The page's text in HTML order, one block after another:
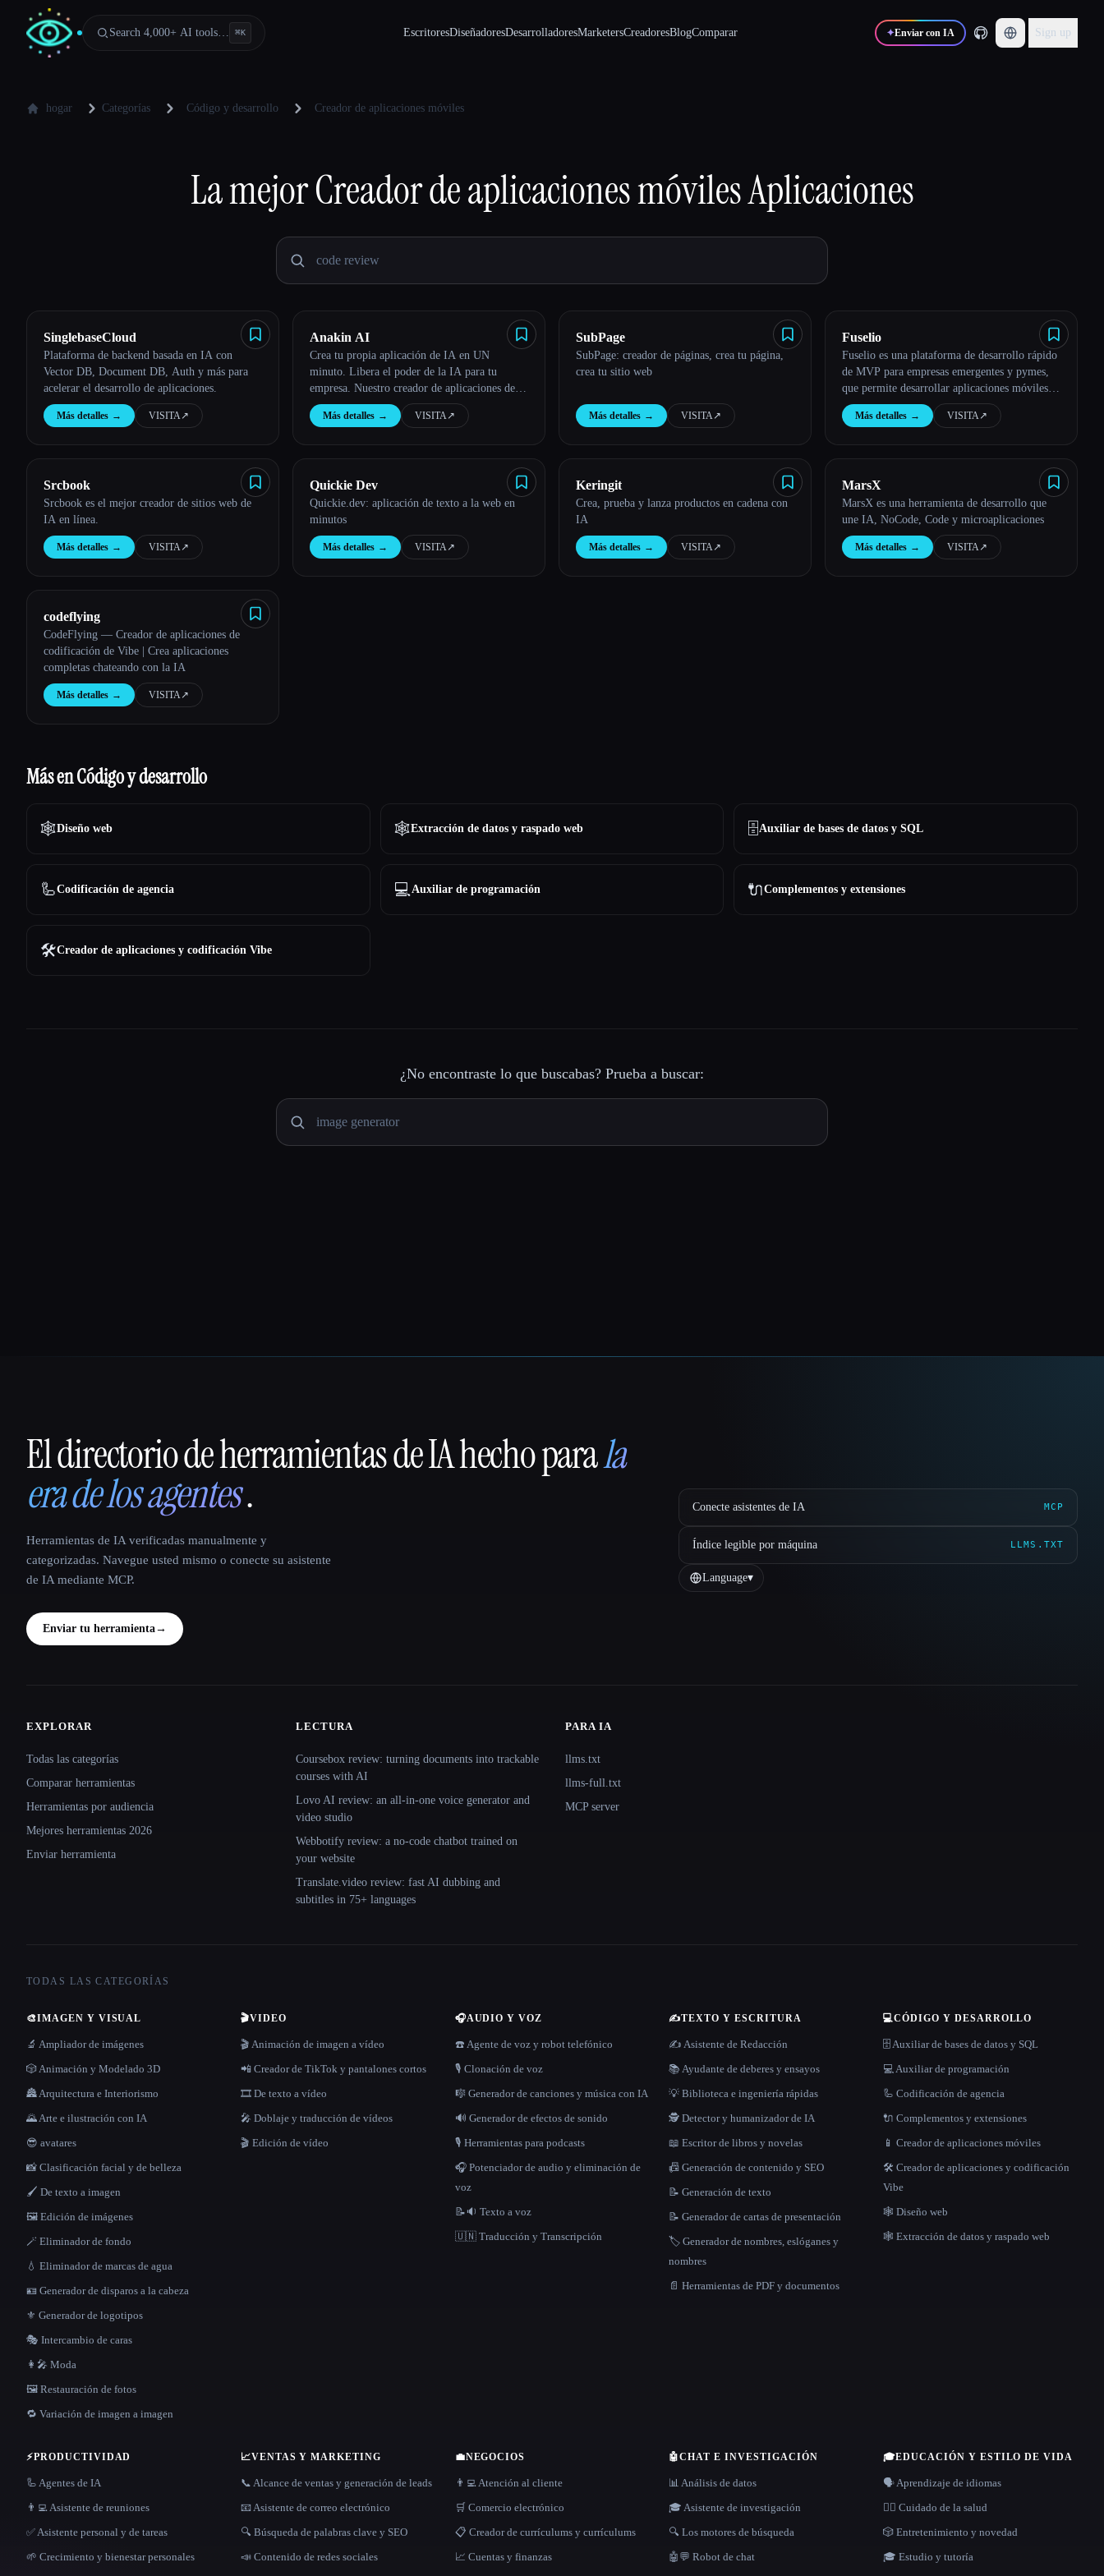
Search 4,000+ AI tools… ⌘K EscritoresDiseñadoresDesarrolladoresMarketersCreadoresBlogComparar ✦Enviar con IA Sign up
hogar Categorías Código y desarrollo Creador de aplicaciones móviles
La mejorCreador de aplicaciones móvilesAplicaciones
SinglebaseCloud
Plataforma de backend basada en IA con
Vector DB, Document DB, Auth y más para
acelerar el desarrollo de aplicaciones.
Más detalles → VISITA↗︎
Anakin AI
Crea tu propia aplicación de IA en UN
minuto. Libera el poder de la IA para tu
empresa. Nuestro creador de aplicaciones de
IA sin código te permite crear aplicaciones de
IA únicas e independientes
Más detalles → VISITA↗︎
SubPage
SubPage: creador de páginas, crea tu página,
crea tu sitio web
Más detalles → VISITA↗︎
Fuselio
Fuselio es una plataforma de desarrollo rápido
de MVP para empresas emergentes y pymes,
que permite desarrollar aplicaciones móviles y
web personalizadas en solo 6 semanas.
Más detalles → VISITA↗︎
Srcbook
Srcbook es el mejor creador de sitios web de
IA en línea.
Más detalles → VISITA↗︎
Quickie Dev
Quickie.dev: aplicación de texto a la web en
minutos
Más detalles → VISITA↗︎
Keringit
Crea, prueba y lanza productos en cadena con
IA
Más detalles → VISITA↗︎
MarsX
MarsX es una herramienta de desarrollo que
une IA, NoCode, Code y microaplicaciones
Más detalles → VISITA↗︎
codeflying
CodeFlying — Creador de aplicaciones de
codificación de Vibe | Crea aplicaciones
completas chateando con la IA
Más detalles → VISITA↗︎
Más en Código y desarrollo
🕸Diseño web 🕸️Extracción de datos y raspado web 🗄️Auxiliar de bases de datos y SQL
🦾Codificación de agencia 💻Auxiliar de programación 🔌Complementos y extensiones
🛠️Creador de aplicaciones y codificación Vibe
¿No encontraste lo que buscabas? Prueba a buscar:
That AI Collection
El directorio de herramientas de IA hecho parala
era de los agentes.
Herramientas de IA verificadas manualmente y
categorizadas. Navegue usted mismo o conecte su asistente
de IA mediante MCP.
Enviar tu herramienta→
Conecte asistentes de IA MCP
Índice legible por máquina LLMS.TXT
Language▾
Site navigation
EXPLORAR
Todas las categorías
Comparar herramientas
Herramientas por audiencia
Mejores herramientas 2026
Enviar herramienta
LECTURA
Coursebox review: turning documents into trackable
courses with AI
Lovo AI review: an all-in-one voice generator and
video studio
Webbotify review: a no-code chatbot trained on
your website
Translate.video review: fast AI dubbing and
subtitles in 75+ languages
PARA IA
llms.txt
llms-full.txt
MCP server
TODAS LAS CATEGORÍAS
🎨IMAGEN Y VISUAL
🔬 Ampliador de imágenes
🎲 Animación y Modelado 3D
🏯 Arquitectura e Interiorismo
🌄 Arte e ilustración con IA
😎 avatares
📸 Clasificación facial y de belleza
🖌️ De texto a imagen
🖼️ Edición de imágenes
🪄 Eliminador de fondo
💧 Eliminador de marcas de agua
🪪 Generador de disparos a la cabeza
⚜️ Generador de logotipos
🎭 Intercambio de caras
👩‍🎤 Moda
🖼️ Restauración de fotos
🔁 Variación de imagen a imagen
🎬VIDEO
🎬 Animación de imagen a vídeo
📲 Creador de TikTok y pantalones cortos
🎞️ De texto a vídeo
🎤 Doblaje y traducción de vídeos
🎬 Edición de vídeo
🎧AUDIO Y VOZ
☎️ Agente de voz y robot telefónico
🎙️ Clonación de voz
🎼 Generador de canciones y música con IA
🔊 Generador de efectos de sonido
🎙️ Herramientas para podcasts
🎧 Potenciador de audio y eliminación de
voz
📝🔉 Texto a voz
🇺🇳 Traducción y Transcripción
✍️TEXTO Y ESCRITURA
✍️ Asistente de Redacción
📚 Ayudante de deberes y ensayos
💡 Biblioteca e ingeniería rápidas
🕵️ Detector y humanizador de IA
📖 Escritor de libros y novelas
📠 Generación de contenido y SEO
📝 Generación de texto
📝 Generador de cartas de presentación
🏷️ Generador de nombres, eslóganes y
nombres
📄 Herramientas de PDF y documentos
💻CÓDIGO Y DESARROLLO
🗄️ Auxiliar de bases de datos y SQL
💻 Auxiliar de programación
🦾 Codificación de agencia
🔌 Complementos y extensiones
📱 Creador de aplicaciones móviles
🛠️ Creador de aplicaciones y codificación
Vibe
🕸 Diseño web
🕸️ Extracción de datos y raspado web
⚡PRODUCTIVIDAD
🦾 Agentes de IA
👨‍💻 Asistente de reuniones
✅ Asistente personal y de tareas
🌱 Crecimiento y bienestar personales
📈VENTAS Y MARKETING
📞 Alcance de ventas y generación de leads
📧 Asistente de correo electrónico
🔍 Búsqueda de palabras clave y SEO
📣 Contenido de redes sociales
💼NEGOCIOS
👨‍💻 Atención al cliente
🛒 Comercio electrónico
📋 Creador de currículums y currículums
📈 Cuentas y finanzas
🤖CHAT E INVESTIGACIÓN
📊 Análisis de datos
🎓 Asistente de investigación
🔍 Los motores de búsqueda
🤖💬 Robot de chat
🎓EDUCACIÓN Y ESTILO DE VIDA
🗣️ Aprendizaje de idiomas
👩‍⚕️ Cuidado de la salud
🎲 Entretenimiento y novedad
🎓 Estudio y tutoría